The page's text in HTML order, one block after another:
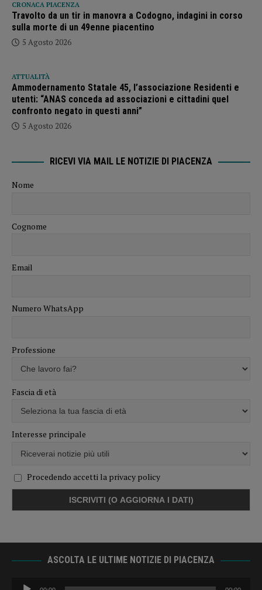
CRONACA PIACENZA
Travolto da un tir in manovra a Codogno, indagini in corso
sulla morte di un 49enne piacentino
5 Agosto 2026
ATTUALITÀ
Ammodernamento Statale 45, l’associazione Residenti e
utenti: “ANAS conceda ad associazioni e cittadini quel
confronto negato in questi anni”
5 Agosto 2026
RICEVI VIA MAIL LE NOTIZIE DI PIACENZA
Nome
Cognome
Email
Numero WhatsApp
Professione
Fascia di età
Interesse principale
Procedendo accetti la privacy policy
ASCOLTA LE ULTIME NOTIZIE DI PIACENZA
Audio